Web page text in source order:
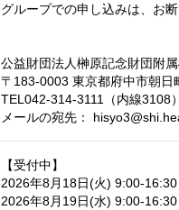
グループでの申し込みは、お断
公益財団法人榊原記念財団附
〒183-0003 東京都府中市朝日
TEL042-314-3111（内線3108）
メールの宛先：
【受付中】
2026年8月18日(火) 9:00-16:30
2026年8月19日(水) 9:00-16:30